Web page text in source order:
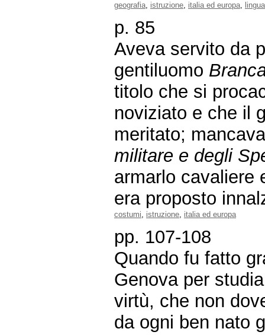
geografia, istruzione, italia ed europa, lingua
p. 85
Aveva servito da
gentiluomo
titolo che si
noviziato e che il
meritato;
militare e degli
armarlo cavaliere
era proposto
costumi, istruzione, italia ed europa
pp. 107-108
Quando fu fatto
Genova per
virtù, che non
da ogni ben nato